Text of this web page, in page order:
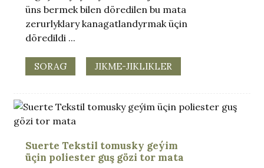
üns bermek bilen döredilen bu mata
zerurlyklary kanagatlandyrmak üçin
döredildi ...
SORAG JIKME-JIKLIKLER
Suerte Tekstil tomusky geýim
üçin poliester guş gözi tor mata